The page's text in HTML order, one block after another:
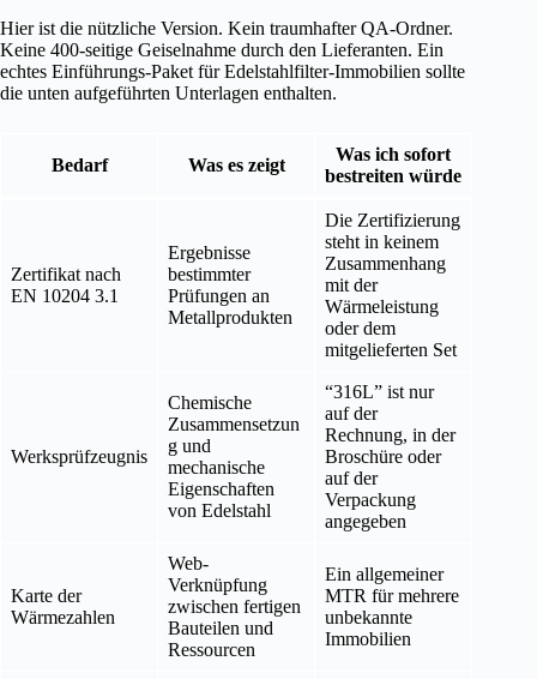
Hier ist die nützliche Version. Kein traumhafter QA-Ordner.
Keine 400-seitige Geiselnahme durch den Lieferanten. Ein
echtes Einführungs-Paket für Edelstahlfilter-Immobilien sollte
die unten aufgeführten Unterlagen enthalten.
Bedarf Was es zeigt
Was ich sofort
bestreiten würde
Zertifikat nach
EN 10204 3.1
Ergebnisse
bestimmter
Prüfungen an
Metallprodukten
Die Zertifizierung
steht in keinem
Zusammenhang
mit der
Wärmeleistung
oder dem
mitgelieferten Set
Werksprüfzeugnis
Chemische
Zusammensetzun
g und
mechanische
Eigenschaften
von Edelstahl
“316L” ist nur
auf der
Rechnung, in der
Broschüre oder
auf der
Verpackung
angegeben
Karte der
Wärmezahlen
Web-
Verknüpfung
zwischen fertigen
Bauteilen und
Ressourcen
Ein allgemeiner
MTR für mehrere
unbekannte
Immobilien